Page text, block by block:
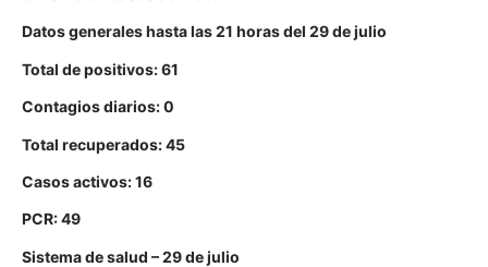
Datos generales hasta las 21 horas del 29 de julio
Total de positivos: 61
Contagios diarios: 0
Total recuperados: 45
Casos activos: 16
PCR: 49
Sistema de salud – 29 de julio